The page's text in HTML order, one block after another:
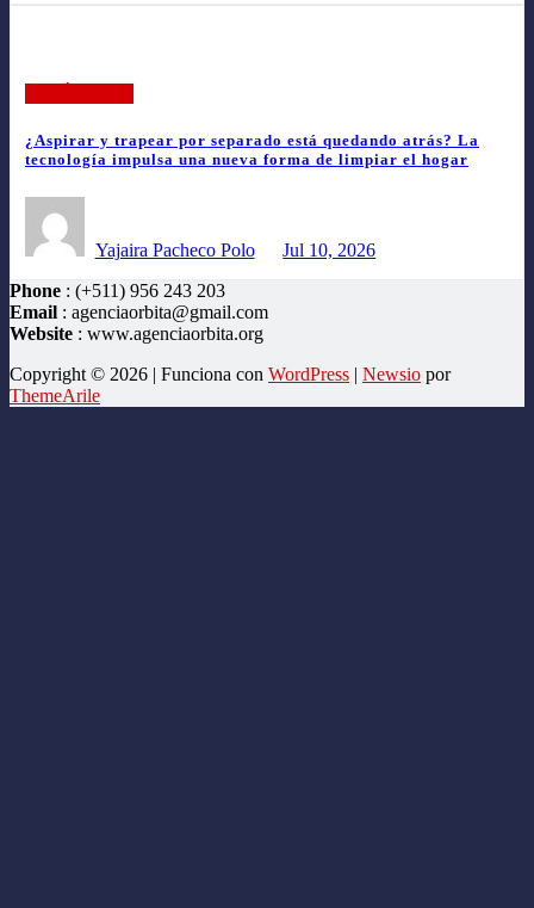
¿Aspirar y trapear por separado está quedando atrás? La
tecnología impulsa una nueva forma de limpiar el hogar
Yajaira Pacheco Polo
Jul 10, 2026
Phone : (+511) 956 243 203
Email : agenciaorbita@gmail.com
Website : www.agenciaorbita.org
Copyright © 2026 | Funciona con WordPress | Newsio por
ThemeArile